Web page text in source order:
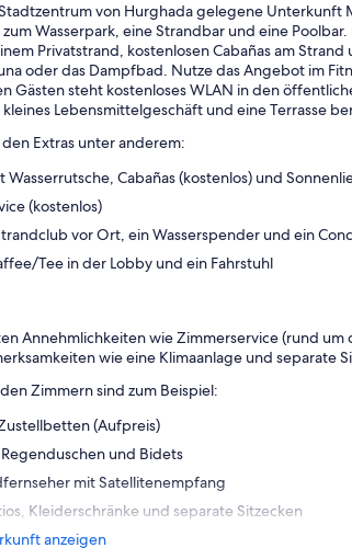
von Hurghada gelegene Unterkunft
Wasserpark, eine Strandbar und eine
Privatstrand, kostenlosen Cabañas am
oder das Dampfbad. Nutze das Angebot im
Gästen steht kostenloses WLAN in den
Lebensmittelgeschäft und eine Terrasse
Extras unter anderem:
Wasserrutsche, Cabañas (kostenlos) und
(kostenlos)
vor Ort, ein Wasserspender und ein
Tee in der Lobby und ein Fahrstuhl
Annehmlichkeiten wie Zimmerservice (rund
wie eine Klimaanlage und separate
Zimmern sind zum Beispiel:
(Aufpreis)
und Bidets
mit Satellitenempfang
Kleiderschränke und separate Sitzecken
anzeigen